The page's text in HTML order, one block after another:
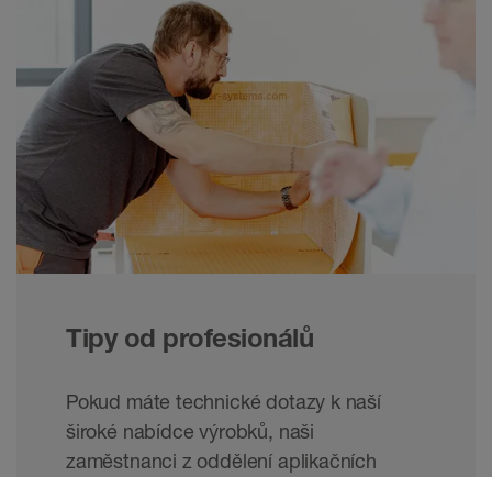
Tipy od profesionálů
Pokud máte technické dotazy k naší
široké nabídce výrobků, naši
zaměstnanci z oddělení aplikačních